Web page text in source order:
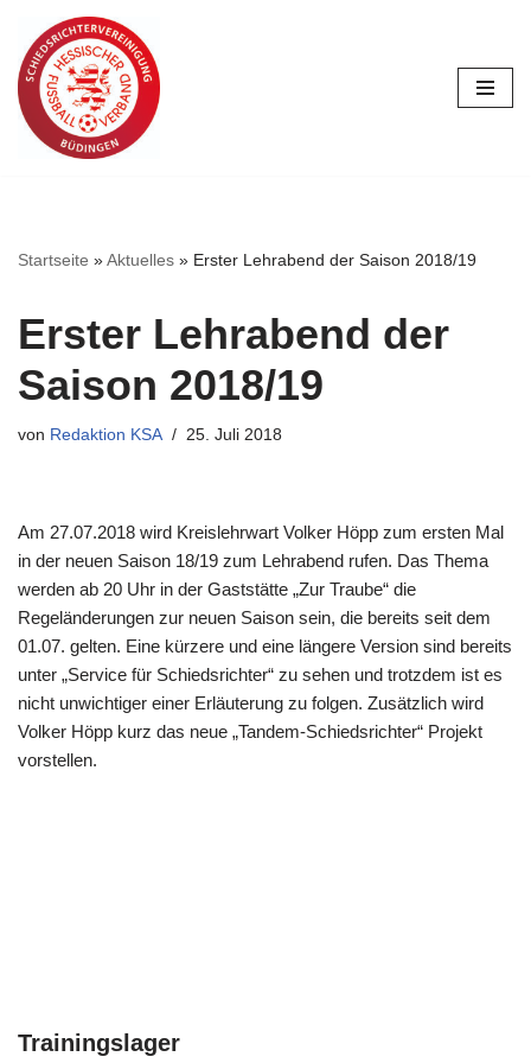
Zum
Inhalt
springen
Startseite »Aktuelles » Erster Lehrabend der Saison 2018/19
Erster Lehrabend der
Saison 2018/19
von Redaktion KSA 25. Juli 2018
Am 27.07.2018 wird Kreislehrwart Volker Höpp zum ersten Mal
in der neuen Saison 18/19 zum Lehrabend rufen. Das Thema
werden ab 20 Uhr in der Gaststätte „Zur Traube“ die
Regeländerungen zur neuen Saison sein, die bereits seit dem
01.07. gelten. Eine kürzere und eine längere Version sind bereits
unter „Service für Schiedsrichter“ zu sehen und trotzdem ist es
nicht unwichtiger einer Erläuterung zu folgen. Zusätzlich wird
Volker Höpp kurz das neue „Tandem-Schiedsrichter“ Projekt
vorstellen.
Trainingslager